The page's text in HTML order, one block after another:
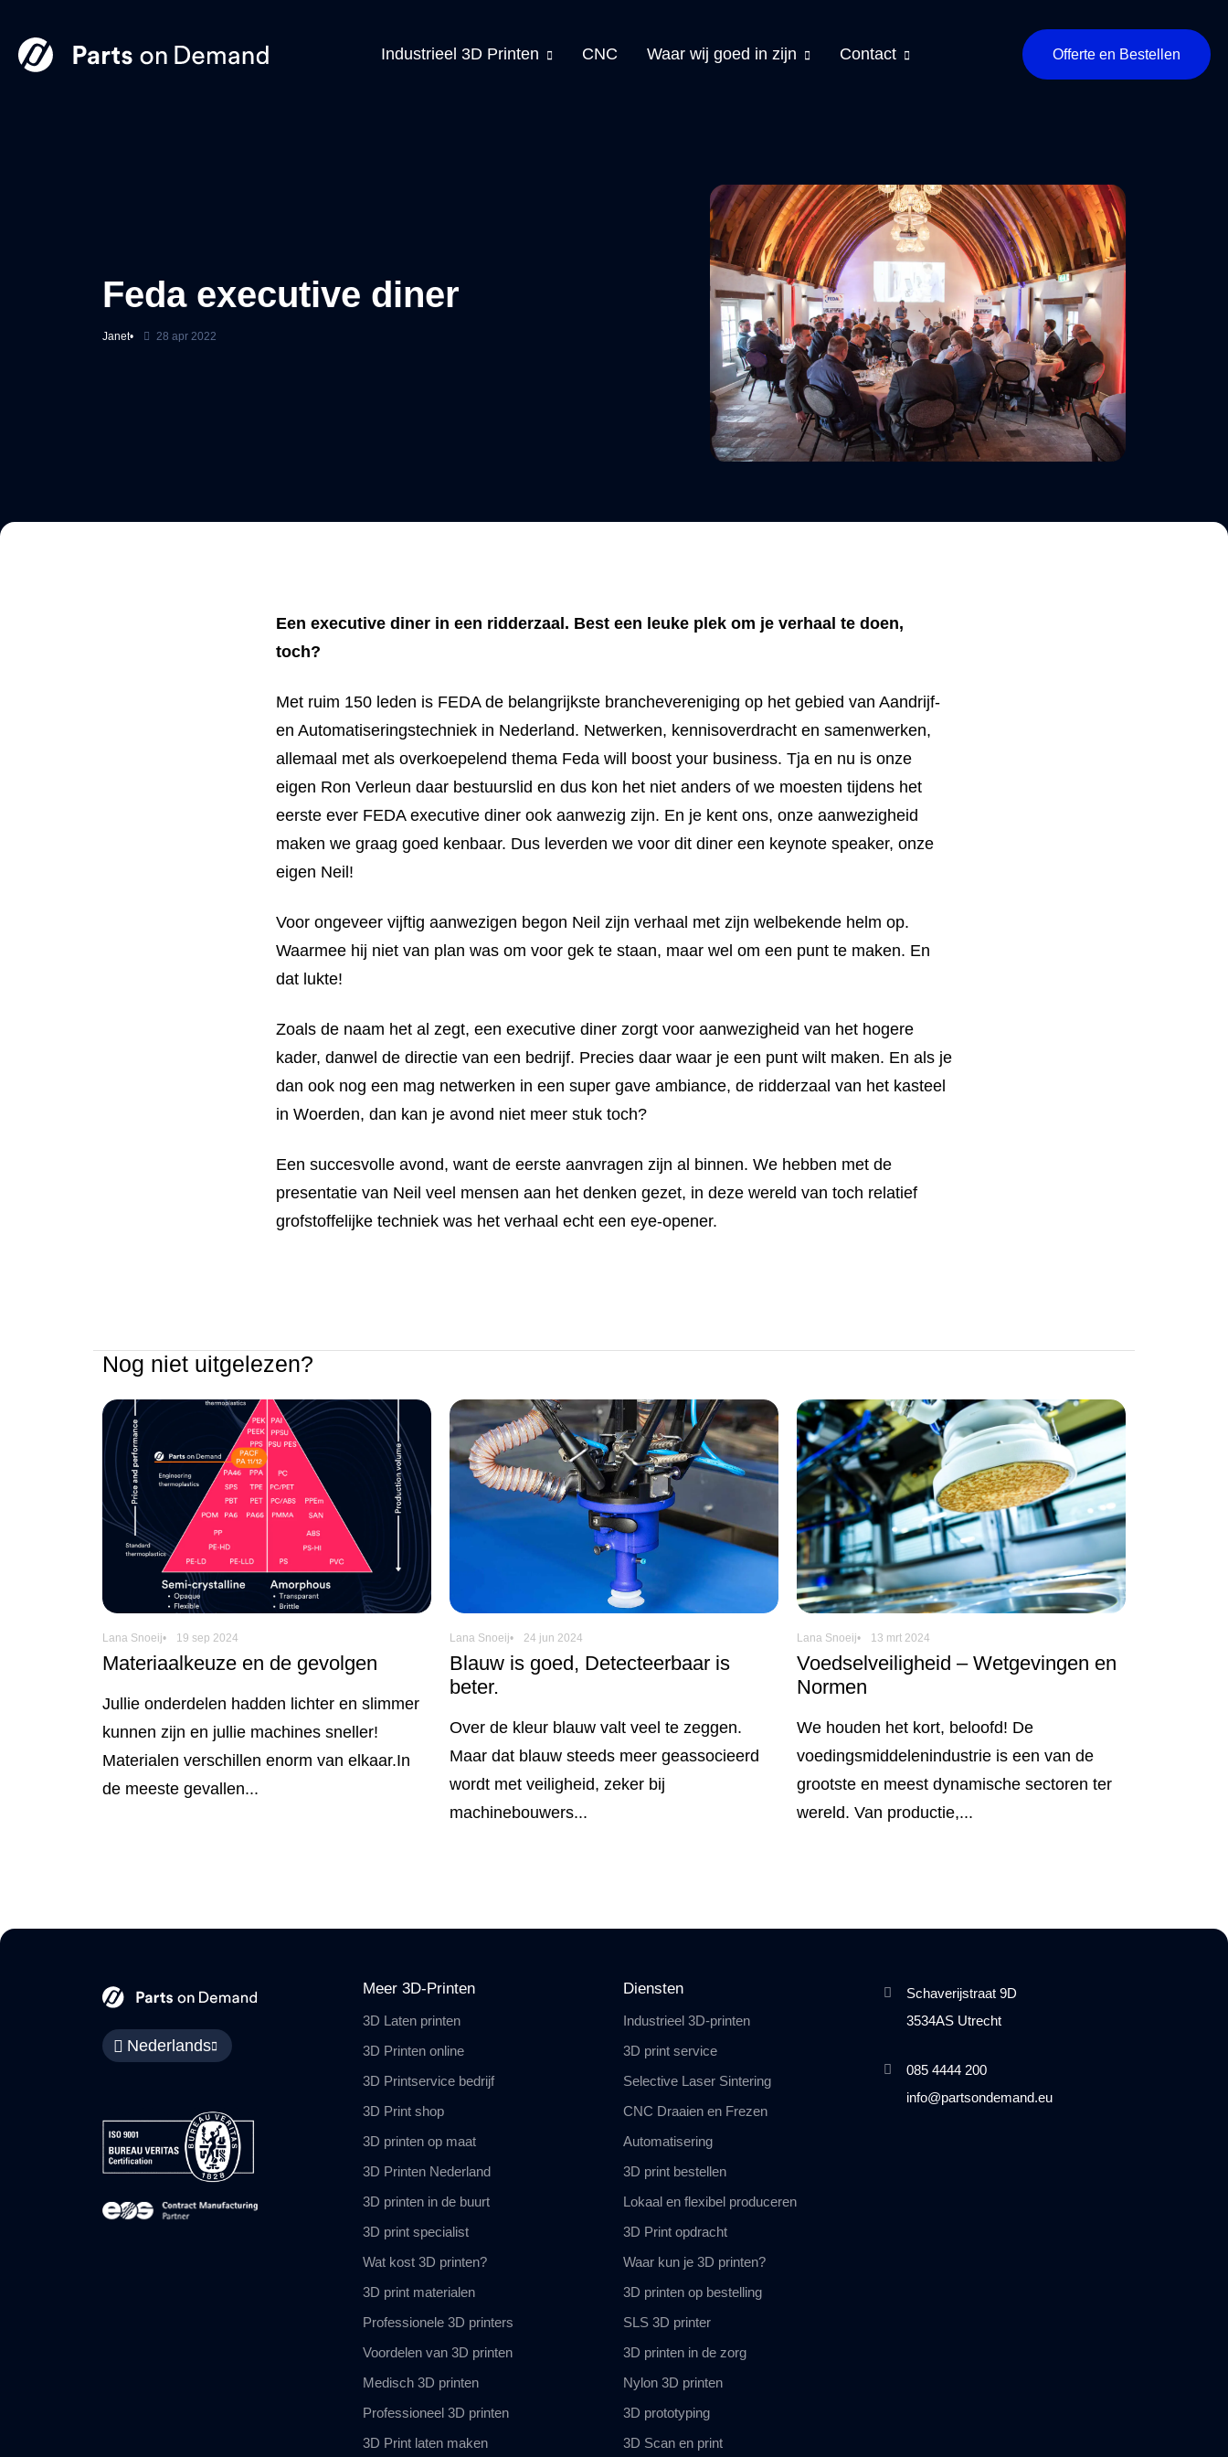
Industrieel 3D Printen CNC Waar wij goed in zijn Contact Offerte en Bestellen
Feda executive diner
Janet 28 apr 2022
Een executive diner in een ridderzaal. Best een leuke plek om je verhaal te doen,
toch?
Met ruim 150 leden is FEDA de belangrijkste branchevereniging op het gebied van Aandrijf-
en Automatiseringstechniek in Nederland. Netwerken, kennisoverdracht en samenwerken,
allemaal met als overkoepelend thema Feda will boost your business. Tja en nu is onze
eigen Ron Verleun daar bestuurslid en dus kon het niet anders of we moesten tijdens het
eerste ever FEDA executive diner ook aanwezig zijn. En je kent ons, onze aanwezigheid
maken we graag goed kenbaar. Dus leverden we voor dit diner een keynote speaker, onze
eigen Neil!
Voor ongeveer vijftig aanwezigen begon Neil zijn verhaal met zijn welbekende helm op.
Waarmee hij niet van plan was om voor gek te staan, maar wel om een punt te maken. En
dat lukte!
Zoals de naam het al zegt, een executive diner zorgt voor aanwezigheid van het hogere
kader, danwel de directie van een bedrijf. Precies daar waar je een punt wilt maken. En als je
dan ook nog een mag netwerken in een super gave ambiance, de ridderzaal van het kasteel
in Woerden, dan kan je avond niet meer stuk toch?
Een succesvolle avond, want de eerste aanvragen zijn al binnen. We hebben met de
presentatie van Neil veel mensen aan het denken gezet, in deze wereld van toch relatief
grofstoffelijke techniek was het verhaal echt een eye-opener.
Nog niet uitgelezen?
Lana Snoeij 19 sep 2024
Materiaalkeuze en de gevolgen
Jullie onderdelen hadden lichter en slimmer
kunnen zijn en jullie machines sneller!
Materialen verschillen enorm van elkaar.In
de meeste gevallen...
Lana Snoeij 24 jun 2024
Blauw is goed, Detecteerbaar is
beter.
Over de kleur blauw valt veel te zeggen.
Maar dat blauw steeds meer geassocieerd
wordt met veiligheid, zeker bij
machinebouwers...
Lana Snoeij 13 mrt 2024
Voedselveiligheid – Wetgevingen en
Normen
We houden het kort, beloofd! De
voedingsmiddelenindustrie is een van de
grootste en meest dynamische sectoren ter
wereld. Van productie,...
Nederlands
Meer 3D-Printen
3D Laten printen
3D Printen online
3D Printservice bedrijf
3D Print shop
3D printen op maat
3D Printen Nederland
3D printen in de buurt
3D print specialist
Wat kost 3D printen?
3D print materialen
Professionele 3D printers
Voordelen van 3D printen
Medisch 3D printen
Professioneel 3D printen
3D Print laten maken
Diensten
Industrieel 3D-printen
3D print service
Selective Laser Sintering
CNC Draaien en Frezen
Automatisering
3D print bestellen
Lokaal en flexibel produceren
3D Print opdracht
Waar kun je 3D printen?
3D printen op bestelling
SLS 3D printer
3D printen in de zorg
Nylon 3D printen
3D prototyping
3D Scan en print
Schaverijstraat 9D
3534AS Utrecht
085 4444 200
info@partsondemand.eu